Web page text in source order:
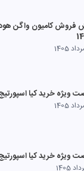
فروش کامیون واگن هود
خرید کیا اسپورتیج 2025 – مرداد
خرید کیا اسپورتیج 2025 – مرداد